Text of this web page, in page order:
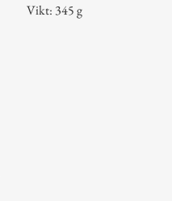
Vikt: 345 g